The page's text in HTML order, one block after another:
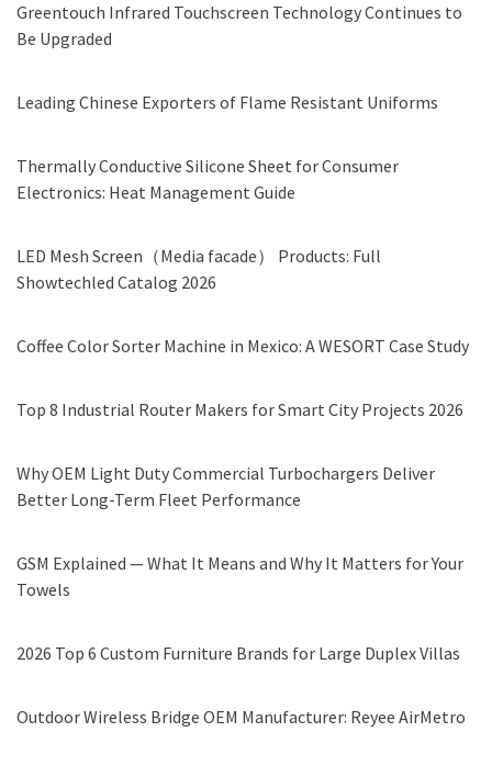
Greentouch Infrared Touchscreen Technology Continues to
Be Upgraded
Leading Chinese Exporters of Flame Resistant Uniforms
Thermally Conductive Silicone Sheet for Consumer
Electronics: Heat Management Guide
LED Mesh Screen（Media facade） Products: Full
Showtechled Catalog 2026
Coffee Color Sorter Machine in Mexico: A WESORT Case Study
Top 8 Industrial Router Makers for Smart City Projects 2026
Why OEM Light Duty Commercial Turbochargers Deliver
Better Long-Term Fleet Performance
GSM Explained — What It Means and Why It Matters for Your
Towels
2026 Top 6 Custom Furniture Brands for Large Duplex Villas
Outdoor Wireless Bridge OEM Manufacturer: Reyee AirMetro